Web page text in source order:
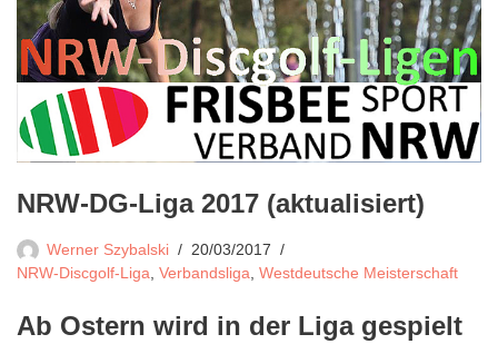
NRW-DG-Liga 2017 (aktualisiert)
Werner Szybalski
20/03/2017
NRW-Discgolf-Liga Verbandsliga Westdeutsche Meisterschaft
Ab Ostern wird in der Liga gespielt